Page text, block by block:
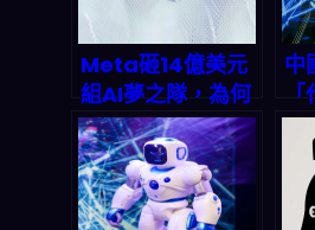
Meta砸14億美元
組AI夢之隊，為何
就是不碰Google
Gemini？揭開
2026年AI市場兆
美元戰爭的底牌
中